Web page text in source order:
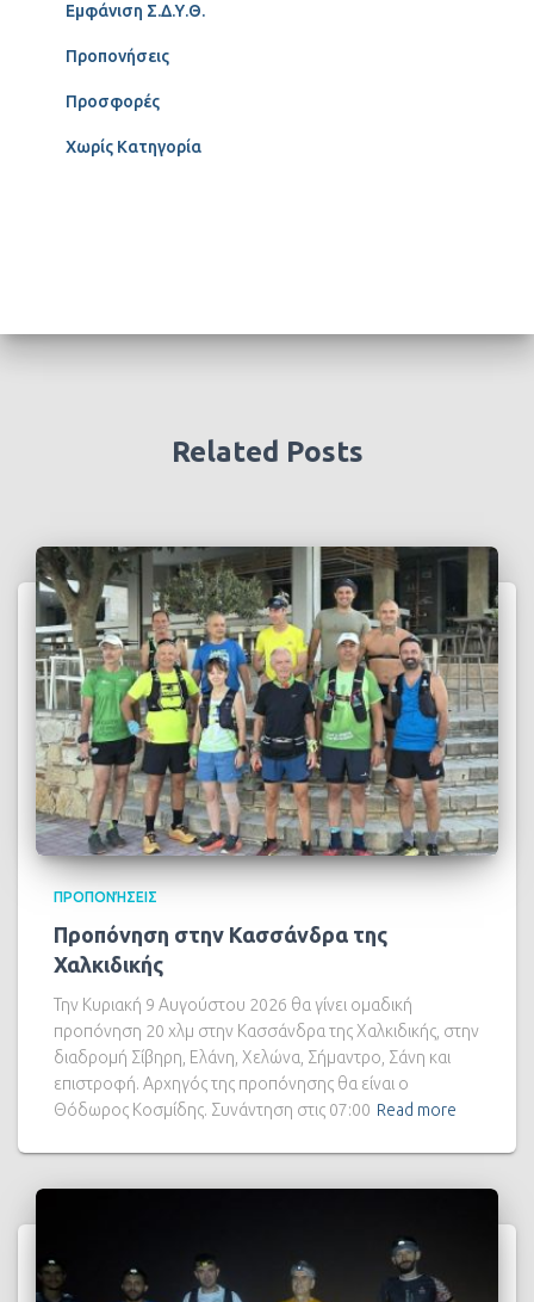
Εμφάνιση Σ.Δ.Υ.Θ.
Προπονήσεις
Προσφορές
Χωρίς Κατηγορία
Related Posts
ΠΡΟΠΟΝΉΣΕΙΣ
Προπόνηση στην Κασσάνδρα της
Χαλκιδικής
Την Κυριακή 9 Αυγούστου 2026 θα γίνει ομαδική
προπόνηση 20 χλμ στην Κασσάνδρα της Χαλκιδικής, στην
διαδρομή Σίβηρη, Ελάνη, Χελώνα, Σήμαντρο, Σάνη και
επιστροφή. Αρχηγός της προπόνησης θα είναι ο
Θόδωρος Κοσμίδης. Συνάντηση στις 07:00 Read more